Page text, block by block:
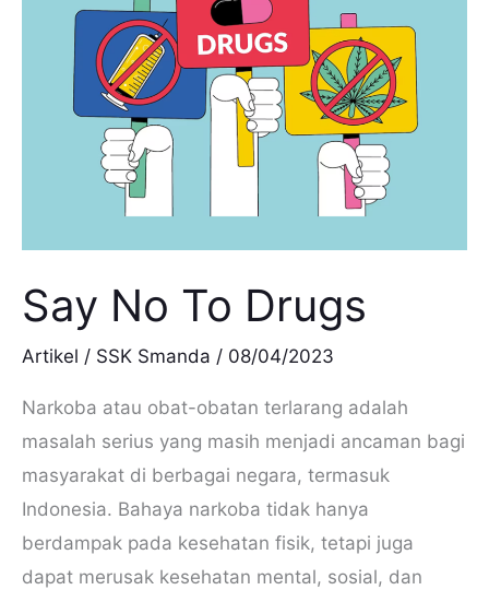
Say No To Drugs
Artikel / SSK Smanda / 08/04/2023
Narkoba atau obat-obatan terlarang adalah
masalah serius yang masih menjadi ancaman bagi
masyarakat di berbagai negara, termasuk
Indonesia. Bahaya narkoba tidak hanya
berdampak pada kesehatan fisik, tetapi juga
dapat merusak kesehatan mental, sosial, dan